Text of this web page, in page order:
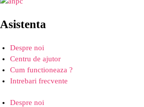
Asistenta
Despre noi
Centru de ajutor
Cum functioneaza ?
Intrebari frecvente
Despre noi